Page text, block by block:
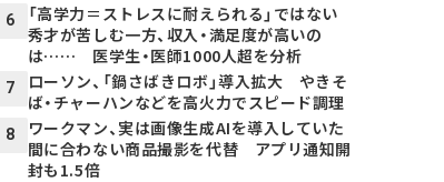
6
「高学力＝ストレスに耐えられる」ではない
秀才が苦しむ一方、収入・満足度が高いの
は…… 医学生・医師1000人超を分析
7
ローソン、「鍋さばきロボ」導入拡大 やきそ
ば・チャーハンなどを高火力でスピード調理
8
ワークマン、実は画像生成AIを導入していた
間に合わない商品撮影を代替 アプリ通知開
封も1.5倍